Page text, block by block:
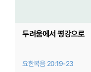
두려움에서 평강으로
요한복음 20:19-23